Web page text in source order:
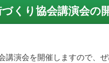
くり協会講演会の
講演会を開催しますので、ぜ